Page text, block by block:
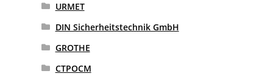
URMET
DIN Sicherheitstechnik GmbH
GROTHE
CTPOCM